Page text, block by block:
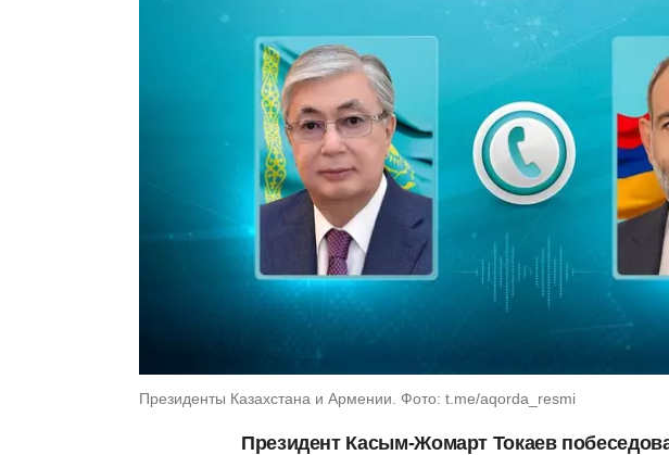
Президенты Казахстана и Армении. Фото: t.me/aqorda_resmi
Президент Касым-Жомарт Токаев